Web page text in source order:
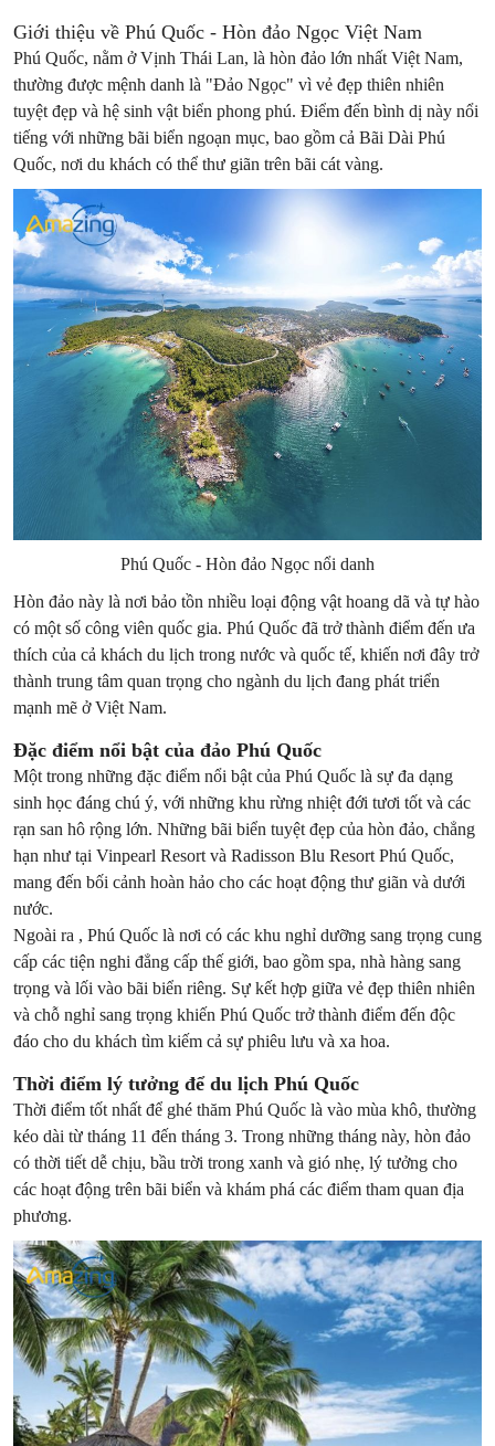
Giới thiệu về Phú Quốc - Hòn đảo Ngọc Việt Nam
Phú Quốc, nằm ở Vịnh Thái Lan, là hòn đảo lớn nhất Việt Nam,
thường được mệnh danh là "Đảo Ngọc" vì vẻ đẹp thiên nhiên
tuyệt đẹp và hệ sinh vật biển phong phú. Điểm đến bình dị này nổi
tiếng với những bãi biển ngoạn mục, bao gồm cả Bãi Dài Phú
Quốc, nơi du khách có thể thư giãn trên bãi cát vàng.
Phú Quốc - Hòn đảo Ngọc nổi danh
Hòn đảo này là nơi bảo tồn nhiều loại động vật hoang dã và tự hào
có một số công viên quốc gia. Phú Quốc đã trở thành điểm đến ưa
thích của cả khách du lịch trong nước và quốc tế, khiến nơi đây trở
thành trung tâm quan trọng cho ngành du lịch đang phát triển
mạnh mẽ ở Việt Nam.
Đặc điểm nổi bật của đảo Phú Quốc
Một trong những đặc điểm nổi bật của Phú Quốc là sự đa dạng
sinh học đáng chú ý, với những khu rừng nhiệt đới tươi tốt và các
rạn san hô rộng lớn. Những bãi biển tuyệt đẹp của hòn đảo, chẳng
hạn như tại Vinpearl Resort và Radisson Blu Resort Phú Quốc,
mang đến bối cảnh hoàn hảo cho các hoạt động thư giãn và dưới
nước.
Ngoài ra , Phú Quốc là nơi có các khu nghỉ dưỡng sang trọng cung
cấp các tiện nghi đẳng cấp thế giới, bao gồm spa, nhà hàng sang
trọng và lối vào bãi biển riêng. Sự kết hợp giữa vẻ đẹp thiên nhiên
và chỗ nghỉ sang trọng khiến Phú Quốc trở thành điểm đến độc
đáo cho du khách tìm kiếm cả sự phiêu lưu và xa hoa.
Thời điểm lý tưởng để du lịch Phú Quốc
Thời điểm tốt nhất để ghé thăm Phú Quốc là vào mùa khô, thường
kéo dài từ tháng 11 đến tháng 3. Trong những tháng này, hòn đảo
có thời tiết dễ chịu, bầu trời trong xanh và gió nhẹ, lý tưởng cho
các hoạt động trên bãi biển và khám phá các điểm tham quan địa
phương.